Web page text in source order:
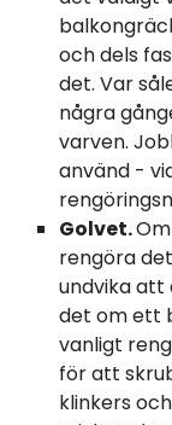
och dels
det. Var
några
varven.
använd -
Golvet.
rengöra
undvika att
det om ett
vanligt
för att
klinkers